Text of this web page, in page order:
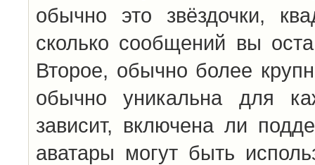
обычно это звёздочки,
сколько сообщений вы
Второе, обычно более
обычно уникальна для
зависит, включена ли
аватары могут быть